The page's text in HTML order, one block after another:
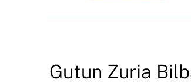
Gutun Zuria